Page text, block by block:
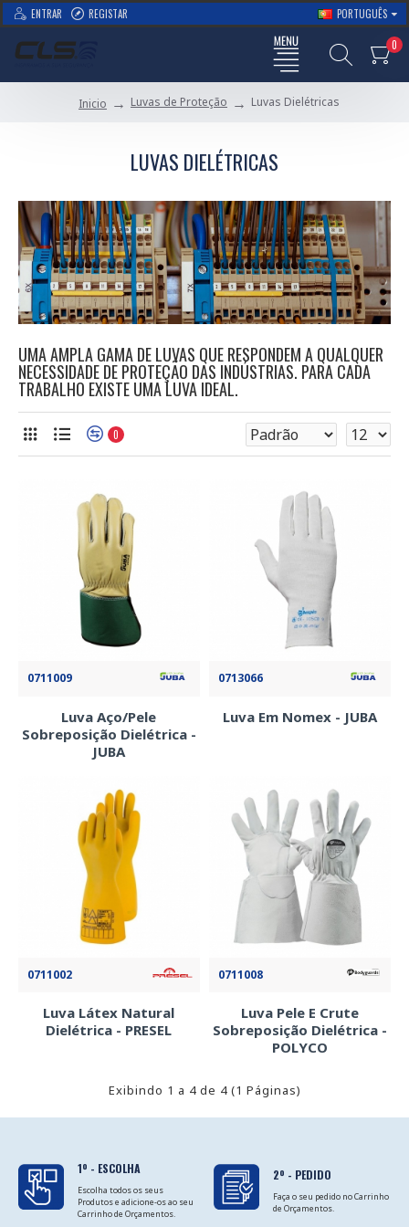
ENTRAR REGISTAR PORTUGUÊS
0
Inicio Luvas de Proteção Luvas Dielétricas
LUVAS DIELÉTRICAS
UMA AMPLA GAMA DE LUVAS QUE RESPONDEM A QUALQUER
NECESSIDADE DE PROTEÇÃO DAS INDÚSTRIAS. PARA CADA
TRABALHO EXISTE UMA LUVA IDEAL.
0
0711009
Luva Aço/Pele
Sobreposição Dielétrica -
JUBA
0713066
Luva Em Nomex - JUBA
0711002
Luva Látex Natural
Dielétrica - PRESEL
0711008
Luva Pele E Crute
Sobreposição Dielétrica -
POLYCO
Exibindo 1 a 4 de 4 (1 Páginas)
1º - ESCOLHA
Escolha todos os seus
Produtos e adicione-os ao seu
Carrinho de Orçamentos.
2º - PEDIDO
Faça o seu pedido no Carrinho
de Orçamentos.